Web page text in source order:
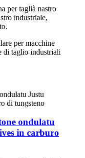
per taglià nastro
industriale,
per macchine
di taglio industriali
ondulatu
in carburo